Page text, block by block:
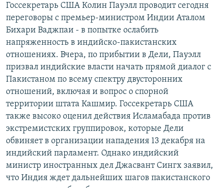
СОЦИАЛЬНЫЕ СЕТИ
Все сайты РСЕ/РС
Госсекретарь США Колин Пауэлл проводит сегодня
переговоры с премьер-министром Индии Аталом
Бихари Ваджпаи - в попытке ослабить
напряженность в индийско-пакистанских
отношениях. Вчера, по прибытии в Дели, Пауэлл
призвал индийские власти начать прямой диалог с
Пакистаном по всему спектру двусторонних
отношений, включая и вопрос о спорной
территории штата Кашмир. Госсекретарь США
также высоко оценил действия Исламабада против
экстремистских группировок, которые Дели
обвиняет в организации нападения 13 декабря на
индийский парламент. Однако индийский
министр иностранных дел Джасвант Сингх заявил,
что Индия ждет дальнейших шагов пакистанского